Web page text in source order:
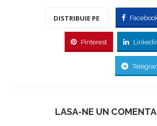
DISTRIBUIE PE
Pinterest
LASA-NE UN